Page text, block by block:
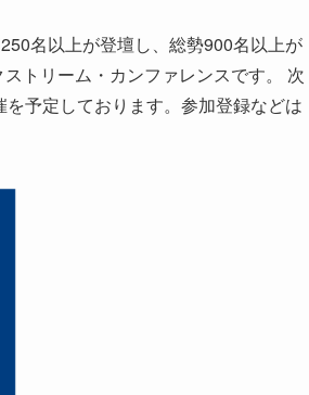
名以上が登壇し、総勢900名以上が
トリーム・カンファレンスです。 次
予定しております。参加登録などは